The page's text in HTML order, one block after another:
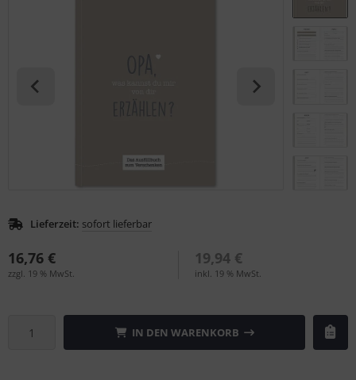
Lieferzeit: sofort lieferbar
16,76 €
zzgl. 19 % MwSt.
19,94 €
inkl. 19 % MwSt.
IN DEN WARENKORB